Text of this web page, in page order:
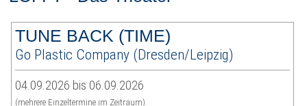
TUNE BACK (TIME)
Go Plastic Company (Dresden/Leipzig)
04.09.2026 bis 06.09.2026
(mehrere Einzeltermine im Zeitraum)